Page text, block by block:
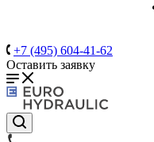
+7 (495) 604-41-62
Оставить заявку